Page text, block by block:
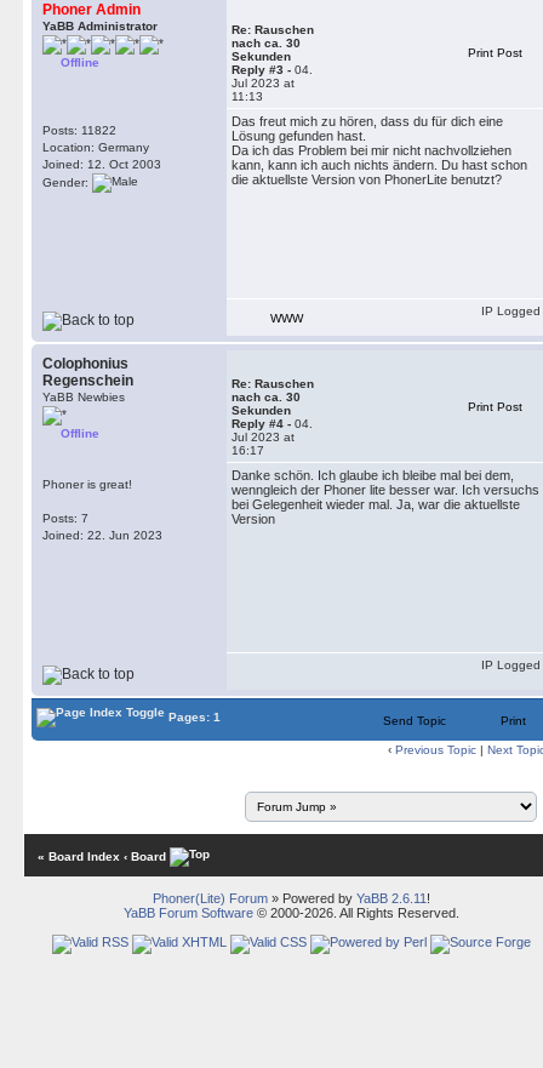
Phoner Admin
YaBB Administrator
Offline
Posts: 11822
Location: Germany
Joined: 12. Oct 2003
Gender:
Re: Rauschen
nach ca. 30
Sekunden
Reply #3 - 04.
Jul 2023 at
11:13
Print Post
Das freut mich zu hören, dass du für dich eine
Lösung gefunden hast.
Da ich das Problem bei mir nicht nachvollziehen
kann, kann ich auch nichts ändern. Du hast schon
die aktuellste Version von PhonerLite benutzt?
WWW
IP Logged
Colophonius
Regenschein
YaBB Newbies
Offline
Phoner is great!
Posts: 7
Joined: 22. Jun 2023
Re: Rauschen
nach ca. 30
Sekunden
Reply #4 - 04.
Jul 2023 at
16:17
Print Post
Danke schön. Ich glaube ich bleibe mal bei dem,
wenngleich der Phoner lite besser war. Ich versuchs
bei Gelegenheit wieder mal. Ja, war die aktuellste
Version
IP Logged
Pages: 1 Send Topic Print
‹ Previous Topic | Next
« Board Index ‹ Board
Phoner(Lite) Forum» Powered by YaBB 2.6.11 !
YaBB Forum Software© 2000-2026. All Rights Reserved.